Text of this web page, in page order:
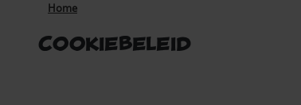
Home
Cookiebeleid